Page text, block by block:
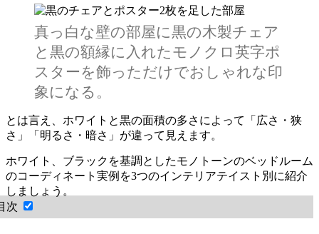
真っ白な壁の部屋に黒の木製チェア
と黒の額縁に入れたモノクロ英字ポ
スターを飾っただけでおしゃれな印
象になる。
とは言え、ホワイトと黒の面積の多さによって「広さ・狭
さ」「明るさ・暗さ」が違って見えます。
ホワイト、ブラックを基調としたモノトーンのベッドルーム
のコーディネート実例を3つのインテリアテイスト別に紹介
しましょう。
次